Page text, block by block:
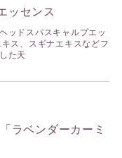
ッセンス
ッドスパスキャルプエッ
ス、スギナエキスなどフ
た天
ラベンダーカーミ